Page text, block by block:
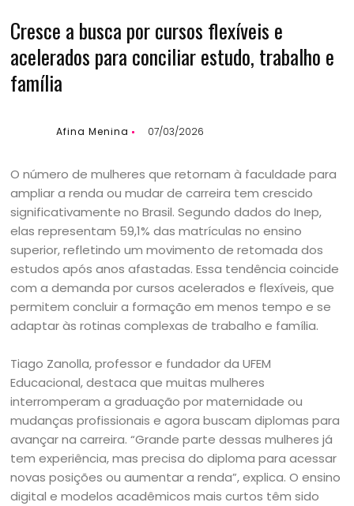
Cresce a busca por cursos flexíveis e
acelerados para conciliar estudo, trabalho e
família
Afina Menina 07/03/2026
O número de mulheres que retornam à faculdade para
ampliar a renda ou mudar de carreira tem crescido
significativamente no Brasil. Segundo dados do Inep,
elas representam 59,1% das matrículas no ensino
superior, refletindo um movimento de retomada dos
estudos após anos afastadas. Essa tendência coincide
com a demanda por cursos acelerados e flexíveis, que
permitem concluir a formação em menos tempo e se
adaptar às rotinas complexas de trabalho e família.
Tiago Zanolla, professor e fundador da UFEM
Educacional, destaca que muitas mulheres
interromperam a graduação por maternidade ou
mudanças profissionais e agora buscam diplomas para
avançar na carreira. “Grande parte dessas mulheres já
tem experiência, mas precisa do diploma para acessar
novas posições ou aumentar a renda”, explica. O ensino
digital e modelos acadêmicos mais curtos têm sido